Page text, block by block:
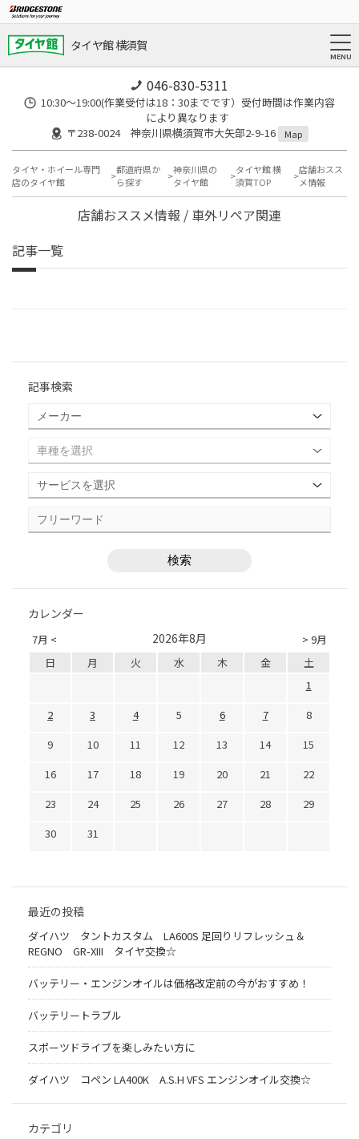
タイヤ館 横須賀
046-830-5311
10:30～19:00(作業受付は18：30までです）受付時間は作業内容
により異なります
〒238-0024 神奈川県横須賀市大矢部2-9-16
Map
タイヤ・ホイール専門
店のタイヤ館
都道府県か
ら探す
神奈川県の
タイヤ館
タイヤ館 横
須賀TOP
店舗おスス
メ情報
店舗おススメ情報 / 車外リペア関連
記事一覧
記事検索
カレンダー
7月 < > 9月
2026年8月
日 月 火 水 木 金
土
1
2
3 4 5 6 7
8
9
10 11 12 13 14
15
16
17 18 19 20 21
22
23
24 25 26 27 28
29
30
31
最近の投稿
ダイハツ タントカスタム LA600S 足回りリフレッシュ＆
REGNO GR-XIII タイヤ交換☆
バッテリー・エンジンオイルは価格改定前の今がおすすめ！
バッテリートラブル
スポーツドライブを楽しみたい方に
ダイハツ コペン LA400K A.S.H VFS エンジンオイル交換☆
カテゴリ